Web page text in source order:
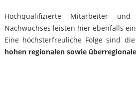
Hochqualifizierte Mitarbeiter
Nachwuchses leisten hier ebenfalls
Eine höchsterfreuliche Folge sind
hohen regionalen sowie